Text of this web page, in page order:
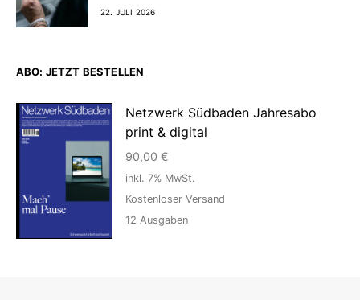
22. JULI 2026
ABO: JETZT BESTELLEN
Netzwerk Südbaden Jahresabo
print & digital
90,00 €
inkl. 7% MwSt.
Kostenloser Versand
12 Ausgaben